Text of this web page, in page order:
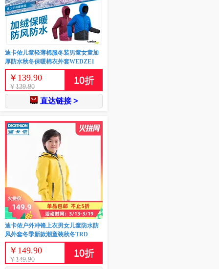
迪卡侬儿童轻薄棉服冬装男童女童加
厚防水秋冬保暖棉衣外套WEDZE1
￥ 139.90
￥ 139.90
10折
直达链接 >
迪卡侬户外冲锋上衣男女儿童防水防
风外套冬季新款潮童装秋冬TRD
￥ 149.90
￥ 149.90
10折